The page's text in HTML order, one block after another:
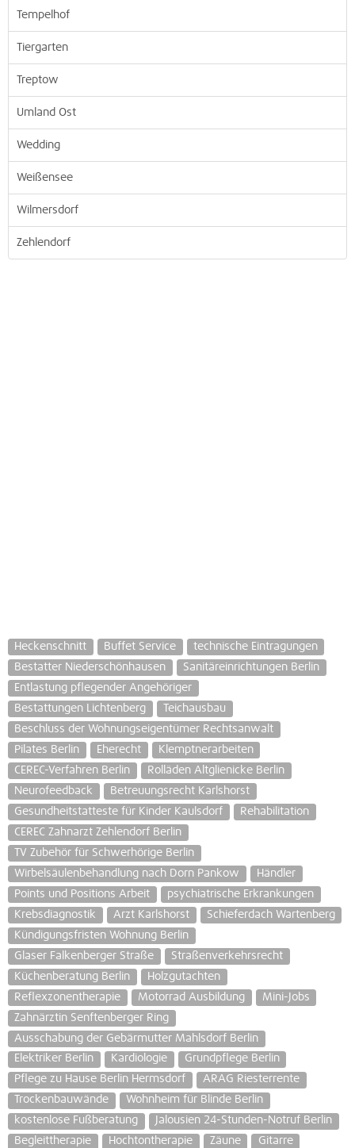
Tempelhof
Tiergarten
Treptow
Umland Ost
Wedding
Weißensee
Wilmersdorf
Zehlendorf
Heckenschnitt Buffet Service
technische Eintragungen
Bestatter Niederschönhausen
Sanitäreinrichtungen Berlin
Entlastung pflegender Angehöriger
Bestattungen Lichtenberg
Teichausbau
Beschluss der Wohnungseigentümer Rechtsanwalt
Pilates Berlin
Eherecht
Klemptnerarbeiten
CEREC-Verfahren Berlin
Rolläden Altglienicke Berlin
Neurofeedback
Betreuungsrecht Karlshorst
Gesundheitstatteste für Kinder Kaulsdorf
Rehabilitation
CEREC Zahnarzt Zehlendorf Berlin
TV Zubehör für Schwerhörige Berlin
Wirbelsäulenbehandlung nach Dorn Pankow
Händler
Points und Positions Arbeit
psychiatrische Erkrankungen
Krebsdiagnostik
Arzt Karlshorst
Schieferdach Wartenberg
Kündigungsfristen Wohnung Berlin
Glaser Falkenberger Straße
Straßenverkehrsrecht
Küchenberatung Berlin
Holzgutachten
Reflexzonentherapie
Motorrad Ausbildung
Mini-Jobs
Zahnärztin Senftenberger Ring
Ausschabung der Gebärmutter Mahlsdorf Berlin
Elektriker Berlin
Kardiologie
Grundpflege Berlin
Pflege zu Hause Berlin Hermsdorf
ARAG Riesterrente
Trockenbauwände
Wohnheim für Blinde Berlin
kostenlose Fußberatung
Jalousien 24-Stunden-Notruf Berlin
Begleittherapie
Hochtontherapie Zäune
Gitarre